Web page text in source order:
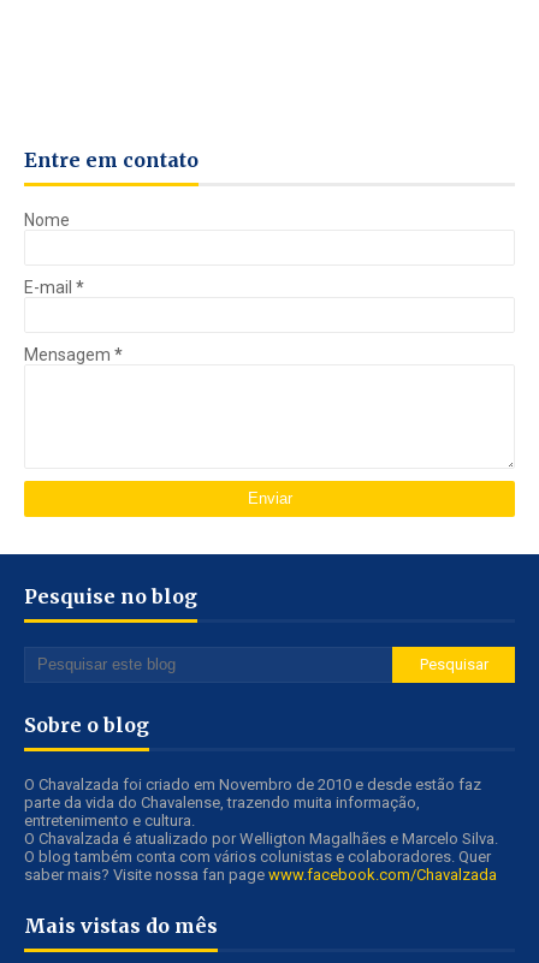
Entre em contato
Nome
E-mail *
Mensagem *
Pesquise no blog
Sobre o blog
O Chavalzada foi criado em Novembro de 2010 e desde estão faz
parte da vida do Chavalense, trazendo muita informação,
entretenimento e cultura.
O Chavalzada é atualizado por Welligton Magalhães e Marcelo Silva.
O blog também conta com vários colunistas e colaboradores. Quer
saber mais? Visite nossa fan page www.facebook.com/Chavalzada
Mais vistas do mês